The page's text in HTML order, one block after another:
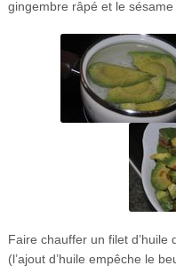
gingembre râpé et le sésame
Faire chauffer un filet d’huile
(l’ajout d’huile empêche le